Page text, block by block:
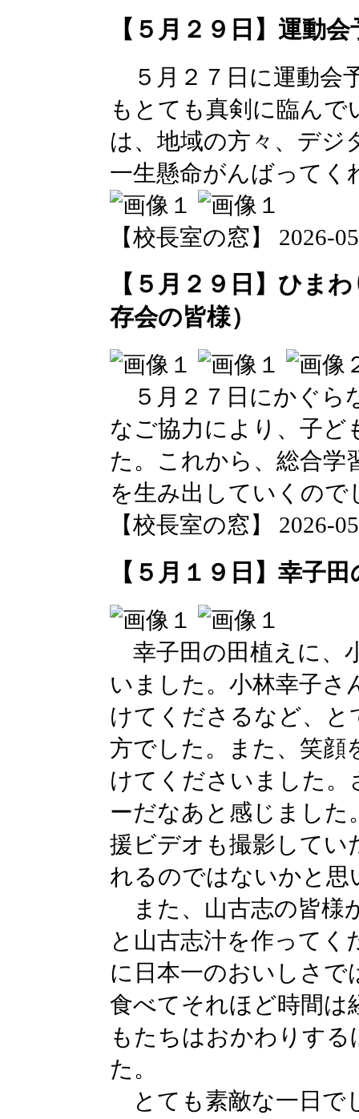
【５月２９日】運動
５月２７日に運動会
もとても真剣に臨ん
は、地域の方々、デジ
一生懸命がんばってく
【校長室の窓】 2026-
【５月２９日】ひま
存会の皆様）
５月２７日にかぐら
なご協力により、子ど
た。これから、総合学
を生み出していくの
【校長室の窓】 2026-
【５月１９日】幸子
幸子田の田植えに、
いました。小林幸子さ
けてくださるなど、
方でした。また、笑顔
けてくださいました
ーだなあと感じました
援ビデオも撮影してい
れるのではないかと
また、山古志の皆様
と山古志汁を作って
に日本一のおいしさ
食べてそれほど時間は
もたちはおかわりす
た。
とても素敵な一日で